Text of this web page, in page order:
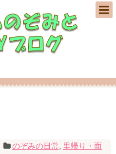
のぞみの日常, 里帰り・面